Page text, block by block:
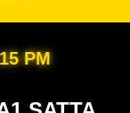
PM